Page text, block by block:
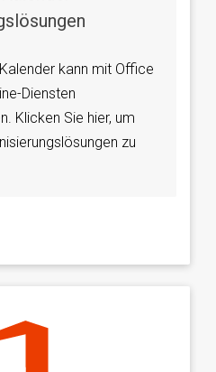
kann mit Office
Diensten
Klicken Sie hier, um
zu